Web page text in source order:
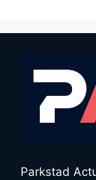
Parkstad